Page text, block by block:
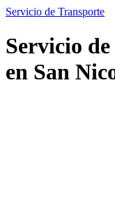
Servicio de Transporte
Servicio
en San